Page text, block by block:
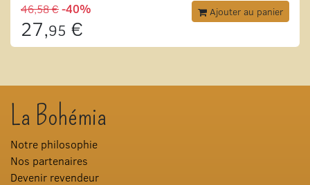
46,58 €-40%
27,95 €
Ajouter au panier
La Bohémia
Notre philosophie
Nos partenaires
Devenir revendeur